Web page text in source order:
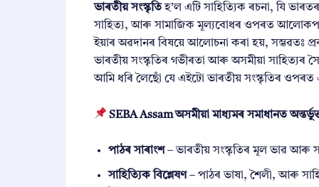
ভাৰতীয় সংস্কৃতিহ’ল এটি সাহিত্যিক ৰচনা, যি
সাহিত্য, আৰু সামাজিক মূল্যবোধৰ ওপৰত আলোকপাত
ইয়াৰ অৱদানৰ বিষয়ে আলোচনা কৰা হয়, সম্ভৱতঃ
ভাৰতীয় সংস্কৃতিৰ গভীৰতা আৰু অসমীয়া সাহিত্যৰ
আমি ধৰি লৈছোঁ যে এইটো ভাৰতীয় সংস্কৃতিৰ ওপৰত
SEBA Assam অসমীয়া মাধ্যমৰ সমাধানত
পাঠৰ সাৰাংশ– ভাৰতীয় সংস্কৃতিৰ মূল ভাৱ আৰু
সাহিত্যিক বিশ্লেষণ– পাঠৰ ভাষা, শৈলী, আৰু